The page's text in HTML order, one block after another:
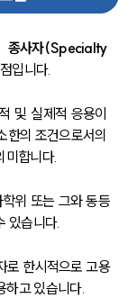
사자(Specialty
입니다.
및 실제적 응용이
한의 조건으로서의
미합니다.
위 또는 그와 동등
있습니다.
로 한시적으로 고용
고 있습니다.